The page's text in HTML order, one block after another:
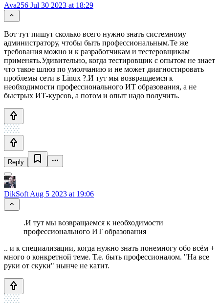
Ava256 Jul 30 2023 at 18:29
Вот тут пишут сколько всего нужно знать системному
администратору, чтобы быть профессиональным.Те же
требования можно и к разработчикам и тестеровщикам
применять.Удивительно, когда тестировщик с опытом не знает
что такое шлюз по умолчанию и не может диагностировать
проблемы сети в Linux ?.И тут мы возвращаемся к
необходимости профессионального ИТ образования, а не
быстрых ИТ-курсов, а потом и опыт надо получить.
Reply
DikSoft Aug 5 2023 at 19:06
.И тут мы возвращаемся к необходимости
профессионального ИТ образования
.. и к специализации, когда нужно знать понемногу обо всём +
много о конкретной теме. Т.е. быть профессионалом. "На все
руки от скуки" нынче не катит.